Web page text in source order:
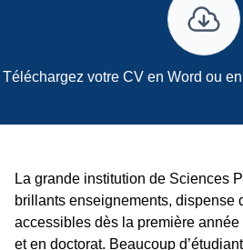
Téléchargez votre CV en Word ou
La grande institution de Sciences
brillants enseignements, dispense
accessibles dès la première
et en doctorat. Beaucoup